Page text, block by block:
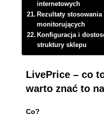
internetowych
Rezultaty
monitorujących
Konfiguracja i
struktury sklepu
LivePrice – co
warto znać to
Co?